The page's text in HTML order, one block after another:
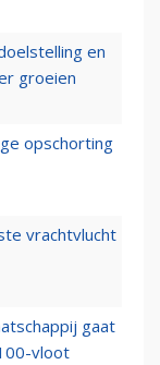
en
groeien
opschorting
vrachtvlucht
gaat
vloot